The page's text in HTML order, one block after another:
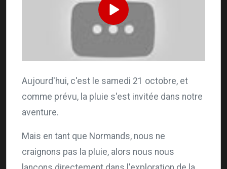
Aujourd'hui, c'est le samedi 21 octobre, et
comme prévu, la pluie s'est invitée dans notre
aventure.
Mais en tant que Normands, nous ne
craignons pas la pluie, alors nous nous